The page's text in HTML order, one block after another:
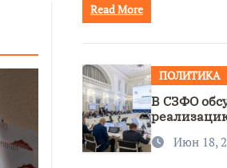
Read More
ПОЛИТИКА
В СЗФО
Июн 18,